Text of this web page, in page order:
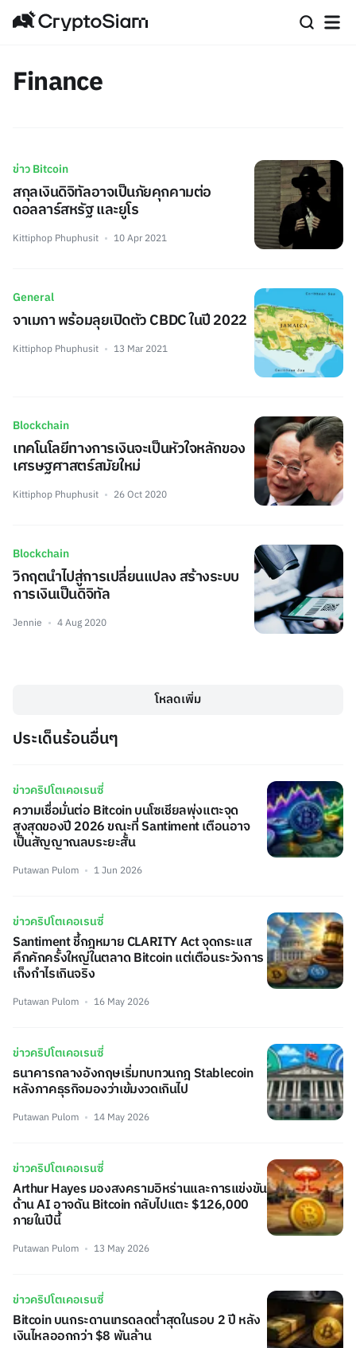
Finance
ข่าว Bitcoin
สกุลเงินดิจิทัลอาจเป็นภัยคุกคามต่อ
ดอลลาร์สหรัฐ และยูโร
Kittiphop Phuphusit 10 Apr 2021
General
จาเมกา พร้อมลุยเปิดตัว CBDC ในปี 2022
Kittiphop Phuphusit 13 Mar 2021
Blockchain
เทคโนโลยีทางการเงินจะเป็นหัวใจหลักของ
เศรษฐศาสตร์สมัยใหม่
Kittiphop Phuphusit 26 Oct 2020
Blockchain
วิกฤตนำไปสู่การเปลี่ยนแปลง สร้างระบบ
การเงินเป็นดิจิทัล
Jennie 4 Aug 2020
โหลดเพิ่ม
ประเด็นร้อนอื่นๆ
ข่าวคริปโตเคอเรนซี่
ความเชื่อมั่นต่อ Bitcoin บนโซเชียลพุ่งแตะจุด
สูงสุดของปี 2026 ขณะที่ Santiment เตือนอาจ
เป็นสัญญาณลบระยะสั้น
Putawan Pulom 1 Jun 2026
ข่าวคริปโตเคอเรนซี่
Santiment ชี้กฎหมาย CLARITY Act จุดกระแส
คึกคักครั้งใหญ่ในตลาด Bitcoin แต่เตือนระวังการ
เก็งกำไรเกินจริง
Putawan Pulom 16 May 2026
ข่าวคริปโตเคอเรนซี่
ธนาคารกลางอังกฤษเริ่มทบทวนกฎ Stablecoin
หลังภาคธุรกิจมองว่าเข้มงวดเกินไป
Putawan Pulom 14 May 2026
ข่าวคริปโตเคอเรนซี่
Arthur Hayes มองสงครามอิหร่านและการแข่งขัน
ด้าน AI อาจดัน Bitcoin กลับไปแตะ $126,000
ภายในปีนี้
Putawan Pulom 13 May 2026
ข่าวคริปโตเคอเรนซี่
Bitcoin บนกระดานเทรดลดต่ำสุดในรอบ 2 ปี หลัง
เงินไหลออกกว่า $8 พันล้าน